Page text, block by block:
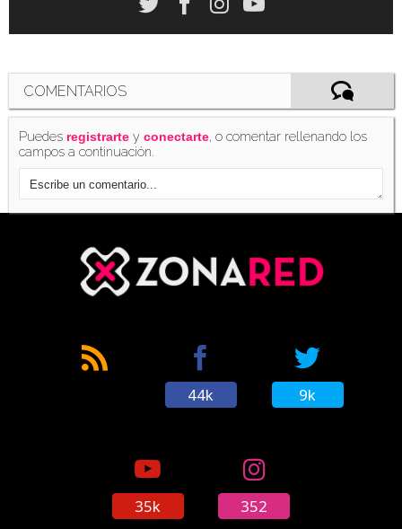
COMENTARIOS
Puedes registrarte yconectarte, o comentar rellenando los
campos a continuación.
44k 9k
35k 352